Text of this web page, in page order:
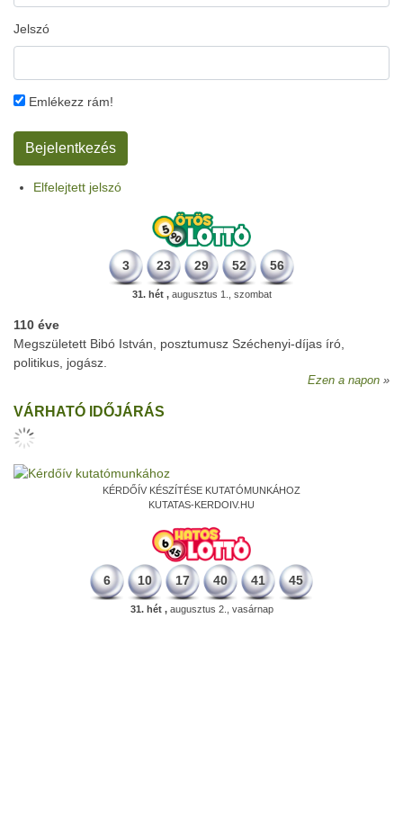
Jelszó
Emlékezz rám!
Elfelejtett jelszó
3 23 29 52 56
31. hét ,augusztus 1., szombat
110 éve
Megszületett Bibó István, posztumusz Széchenyi-díjas író,
politikus, jogász.
Ezen a napon
VÁRHATÓ IDŐJÁRÁS
KÉRDŐÍV KÉSZÍTÉSE KUTATÓMUNKÁHOZ
KUTATAS-KERDOIV.HU
6 10 17 40 41 45
31. hét ,augusztus 2., vasárnap